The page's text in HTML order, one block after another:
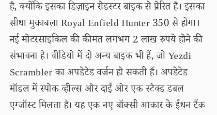
है, क्योंकि इसका डिज़ाइन रोडस्टर बाइक से प्रेरित है। इसका
सीधा मुकाबला Royal Enfield Hunter 350 से होगा।
नई मोटरसाइकिल की कीमत लगभग 2 लाख रुपये होने की
संभावना है। वीडियो में दो अन्य बाइक भी हैं, जो Yezdi
Scrambler का अपडेटेड वर्जन हो सकती हैं। अपडेटेड
मॉडल में स्पोक व्हील्स और दाईं ओर एक स्टैक्ड डबल
एग्जॉस्ट मिलता है। यह एक नए बॉक्सी आकार के ईंधन टैंक